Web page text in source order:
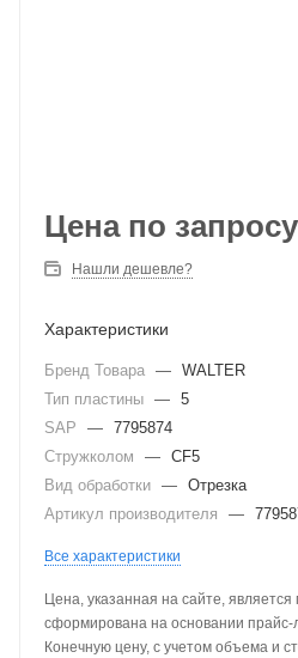
Цена по запросу
Нашли дешевле?
Характеристики
Бренд Товара — WALTER
Тип пластины — 5
SAP
— 7795874
Стружколом
— CF5
Вид обработки — Отрезка
Артикул производителя
—
Все характеристики
Цена, указанная на сайте,
сформирована на основании прайс-
Конечную цену, с учетом объема и